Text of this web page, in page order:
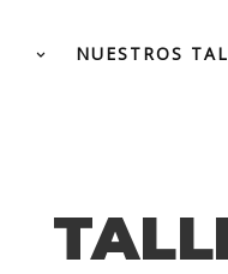
NUESTROS